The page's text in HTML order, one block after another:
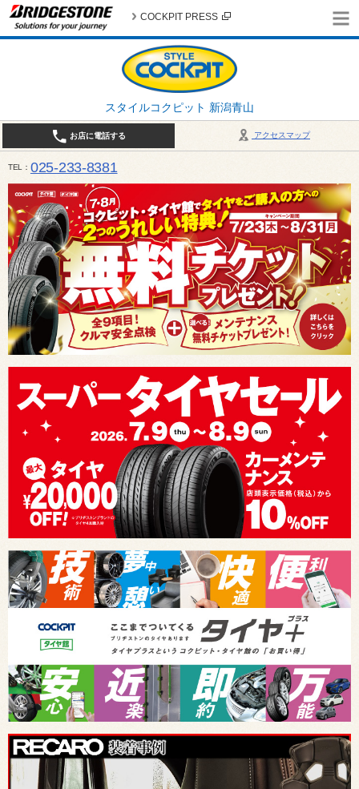
スタイルコクピット 新潟青山
COCKPIT PRESS
アクセスマップ
お店に電話する
TEL 025-233-8381
営業時間は10:00～18:30 作業、商談受付は10:00〜18:00です。 / 定休日：2026年 8月のお休み
（日曜日）、19日（水曜日）26日（水曜日）